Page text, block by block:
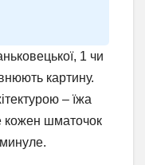
1 чи
картину.
– їжа
кожен шматочок